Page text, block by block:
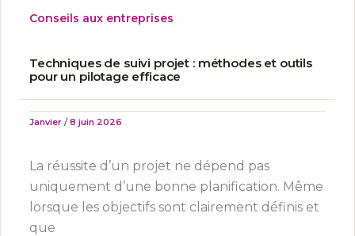
Conseils aux entreprises
Techniques de suivi projet : méthodes et outils
pour un pilotage efficace
Janvier /8 juin 2026
La réussite d’un projet ne dépend pas
uniquement d’une bonne planification. Même
lorsque les objectifs sont clairement définis et
que